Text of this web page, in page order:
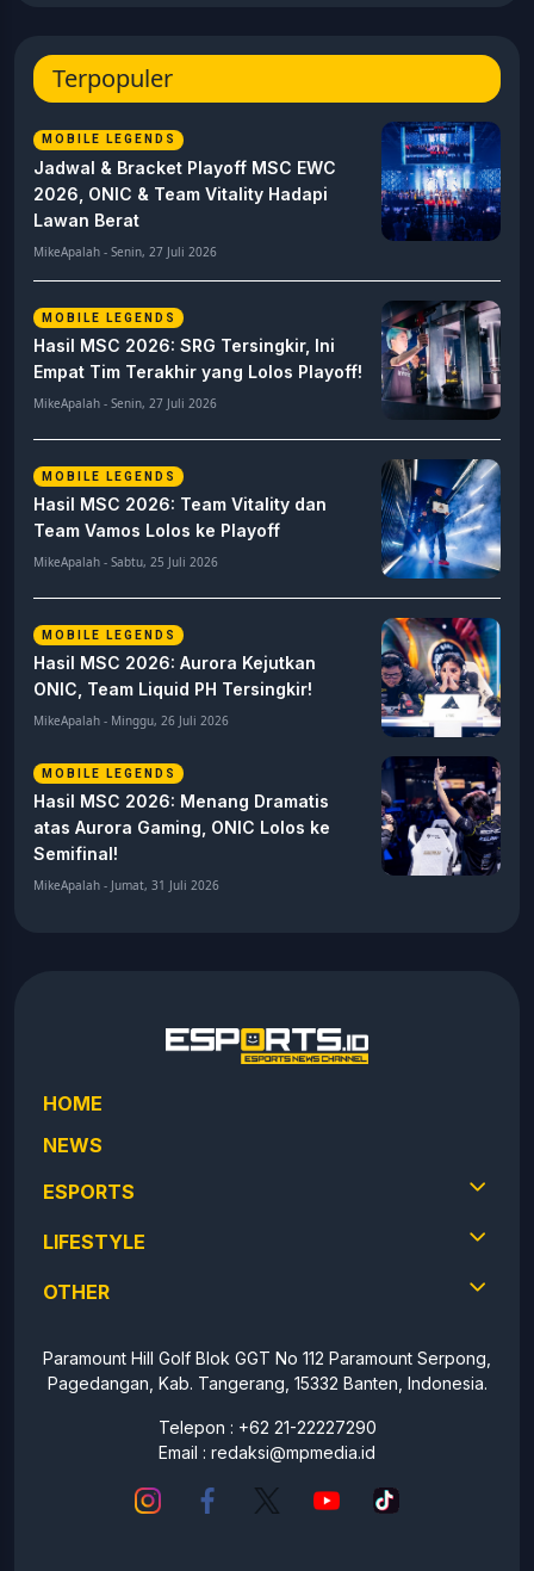
Terpopuler
MOBILE LEGENDS
Jadwal & Bracket Playoff MSC EWC
2026, ONIC & Team Vitality Hadapi
Lawan Berat
MikeApalah - Senin, 27 Juli 2026
MOBILE LEGENDS
Hasil MSC 2026: SRG Tersingkir, Ini
Empat Tim Terakhir yang Lolos Playoff!
MikeApalah - Senin, 27 Juli 2026
MOBILE LEGENDS
Hasil MSC 2026: Team Vitality dan
Team Vamos Lolos ke Playoff
MikeApalah - Sabtu, 25 Juli 2026
MOBILE LEGENDS
Hasil MSC 2026: Aurora Kejutkan
ONIC, Team Liquid PH Tersingkir!
MikeApalah - Minggu, 26 Juli 2026
MOBILE LEGENDS
Hasil MSC 2026: Menang Dramatis
atas Aurora Gaming, ONIC Lolos ke
Semifinal!
MikeApalah - Jumat, 31 Juli 2026
HOME
NEWS
ESPORTS
LIFESTYLE
OTHER
Paramount Hill Golf Blok GGT No 112 Paramount Serpong,
Pagedangan, Kab. Tangerang, 15332 Banten, Indonesia.
Telepon : +62 21-22227290
Email : redaksi@mpmedia.id